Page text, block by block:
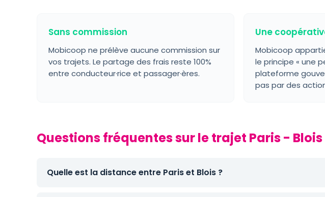
Sans commission
Mobicoop ne prélève aucune commission sur
vos trajets. Le partage des frais reste 100%
entre conducteur·rice et passager·ères.
Une
Mobicoop
le principe « une
plateforme
pas par des
Questions fréquentes sur le trajet Paris - Blois
Quelle est la distance entre Paris et Blois ?